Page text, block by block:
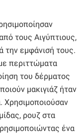
τους Αιγύπτιους,
την εμφάνισή τους.
περιττώματα
του δέρματος
μακιγιάζ ήταν
Χρησιμοποιούσαν
ρουζ στα
ένα